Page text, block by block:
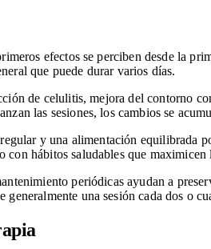
efectos se perciben desde la
que puede durar varios días.
de celulitis, mejora del contorno
las sesiones, los cambios se
y una alimentación equilibrada
con hábitos saludables que
periódicas ayudan a
una sesión cada dos o